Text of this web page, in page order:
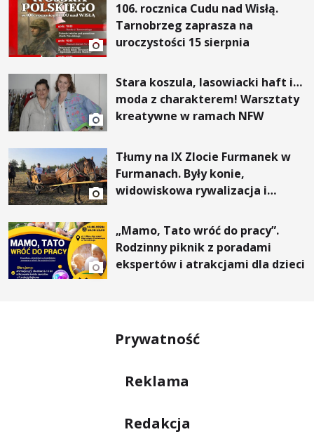
106. rocznica Cudu nad Wisłą.
Tarnobrzeg zaprasza na
uroczystości 15 sierpnia
Stara koszula, lasowiacki haft i…
moda z charakterem! Warsztaty
kreatywne w ramach NFW
Tłumy na IX Zlocie Furmanek w
Furmanach. Były konie,
widowiskowa rywalizacja i
„Mamo, Tato wróć do pracy”.
Rodzinny piknik z poradami
ekspertów i atrakcjami dla dzieci
Prywatność
Reklama
Redakcja